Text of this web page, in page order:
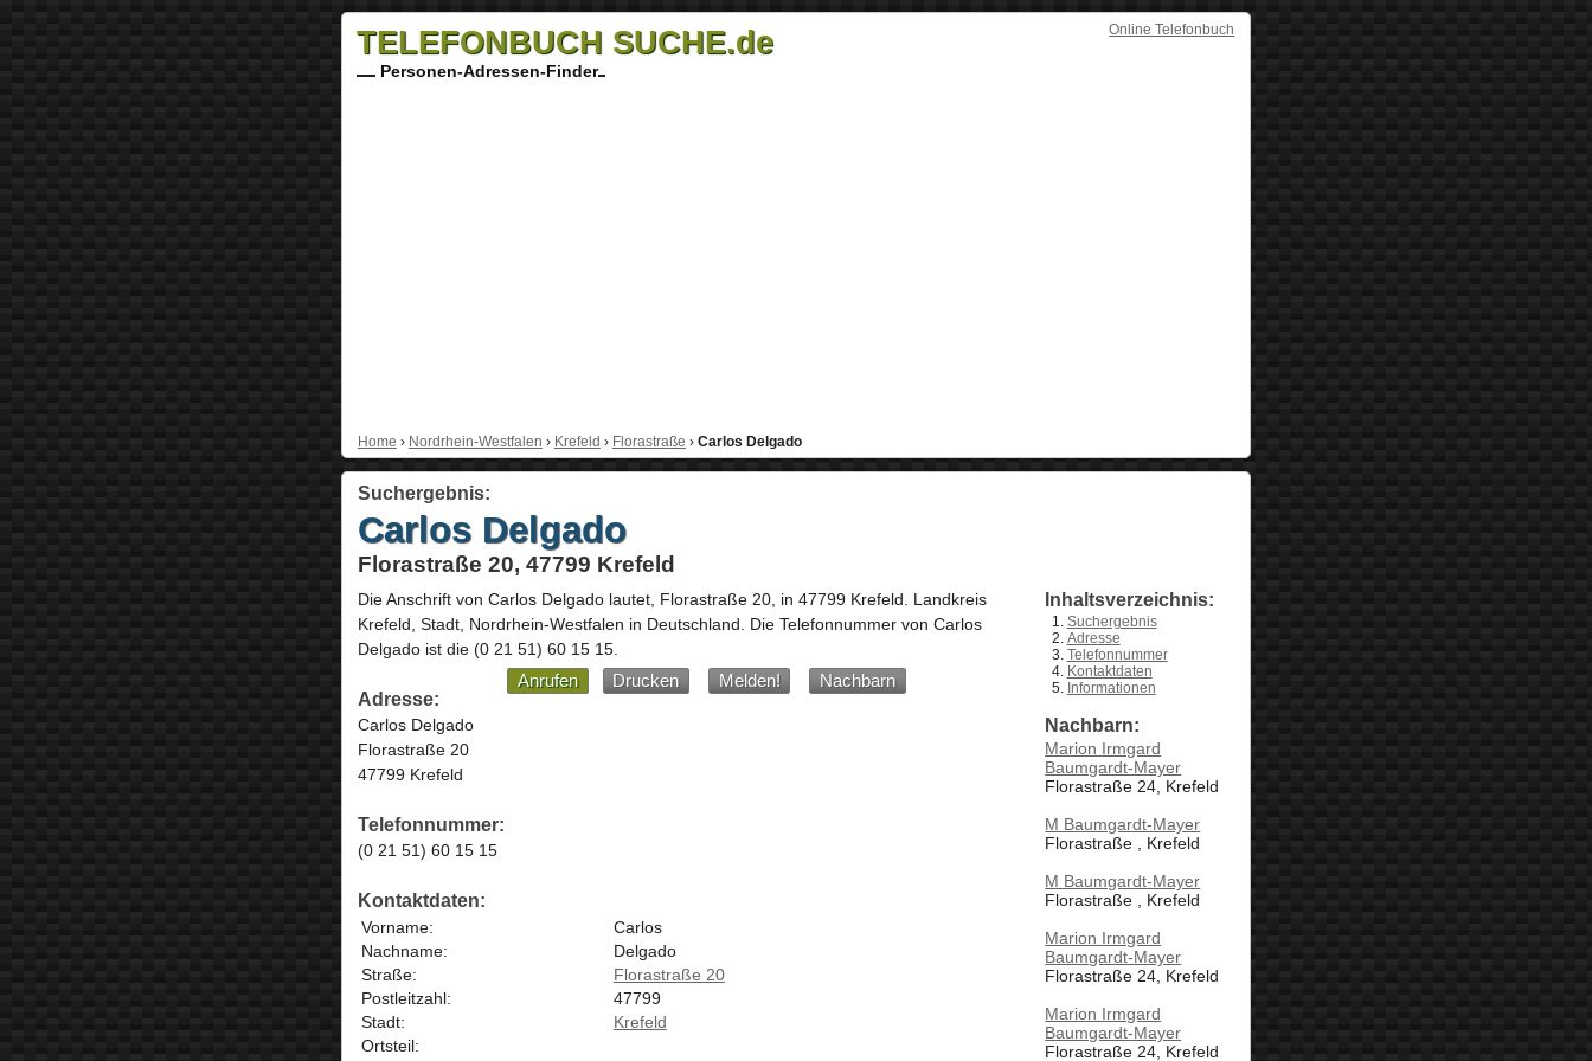
Online Telefonbuch
TELEFONBUCH SUCHE.de
Personen-Adressen-Finder
Home › Nordrhein-Westfalen › Krefeld › Florastraße › Carlos Delgado
Suchergebnis:
Carlos Delgado
Florastraße 20, 47799 Krefeld
Die Anschrift von Carlos Delgadolautet, Florastraße 20, in 47799 Krefeld . Landkreis
Krefeld, Stadt, Nordrhein-Westfalen in Deutschland
Die Telefonnummer von Carlos
Delgado ist die (0 21 51) 60 15 15.
Anrufen Drucken Melden!
Nachbarn
Adresse:
Carlos Delgado
Florastraße 20
47799 Krefeld
Telefonnummer:
(0 21 51) 60 15 15
Kontaktdaten:
Vorname:
Carlos
Nachname:
Delgado
Straße:
Florastraße 20
Postleitzahl:
47799
Stadt:
Krefeld
Ortsteil:
Inhaltsverzeichnis:
Suchergebnis
Adresse
Telefonnummer
Kontaktdaten
Informationen
Nachbarn:
Marion Irmgard
Baumgardt-Mayer
Florastraße 24, Krefeld
M Baumgardt-Mayer
Florastraße , Krefeld
M Baumgardt-Mayer
Florastraße , Krefeld
Marion Irmgard
Baumgardt-Mayer
Florastraße 24, Krefeld
Marion Irmgard
Baumgardt-Mayer
Florastraße 24, Krefeld